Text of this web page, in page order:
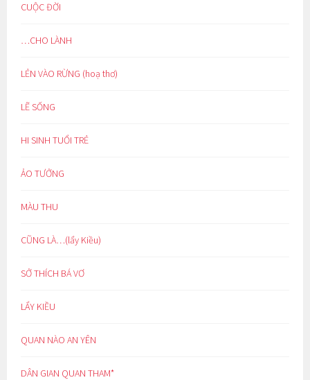
CUỘC ĐỜI
…CHO LÀNH
LẺN VÀO RỪNG (hoạ thơ)
LẼ SỐNG
HI SINH TUỔI TRẺ
ẢO TƯỞNG
MÀU THU
CŨNG LÀ…(lẩy Kiều)
SỞ THÍCH BÁ VƠ
LẨY KIỀU
QUAN NÀO AN YÊN
DÂN GIAN QUAN THAM*